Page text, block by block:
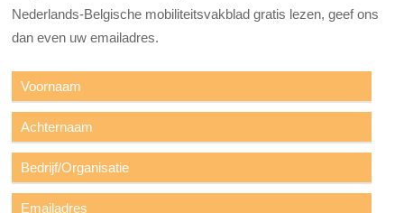
Nederlands-Belgische mobiliteitsvakblad gratis lezen, geef ons
dan even uw emailadres.